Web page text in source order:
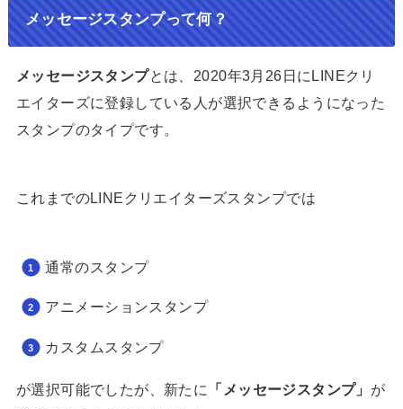
メッセージスタンプって何？
メッセージスタンプとは、2020年3月26日にLINEクリ
エイターズに登録している人が選択できるようになった
スタンプのタイプです。
これまでのLINEクリエイターズスタンプでは
通常のスタンプ
アニメーションスタンプ
カスタムスタンプ
が選択可能でしたが、新たに 「メッセージスタンプ」 が